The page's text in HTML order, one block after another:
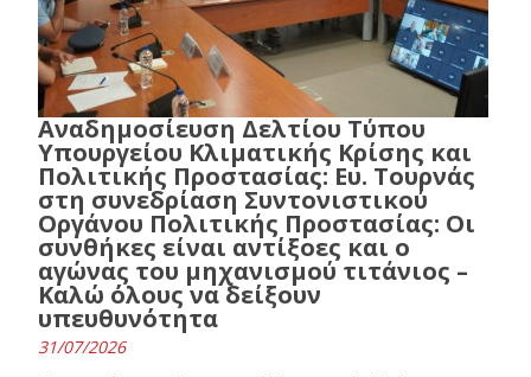
Αναδημοσίευση Δελτίου Τύπου
Υπουργείου Κλιματικής Κρίσης και
Πολιτικής Προστασίας: Ευ. Τουρνάς
στη συνεδρίαση Συντονιστικού
Οργάνου Πολιτικής Προστασίας: Οι
συνθήκες είναι αντίξοες και ο
αγώνας του μηχανισμού τιτάνιος –
Καλώ όλους να δείξουν
υπευθυνότητα
31/07/2026